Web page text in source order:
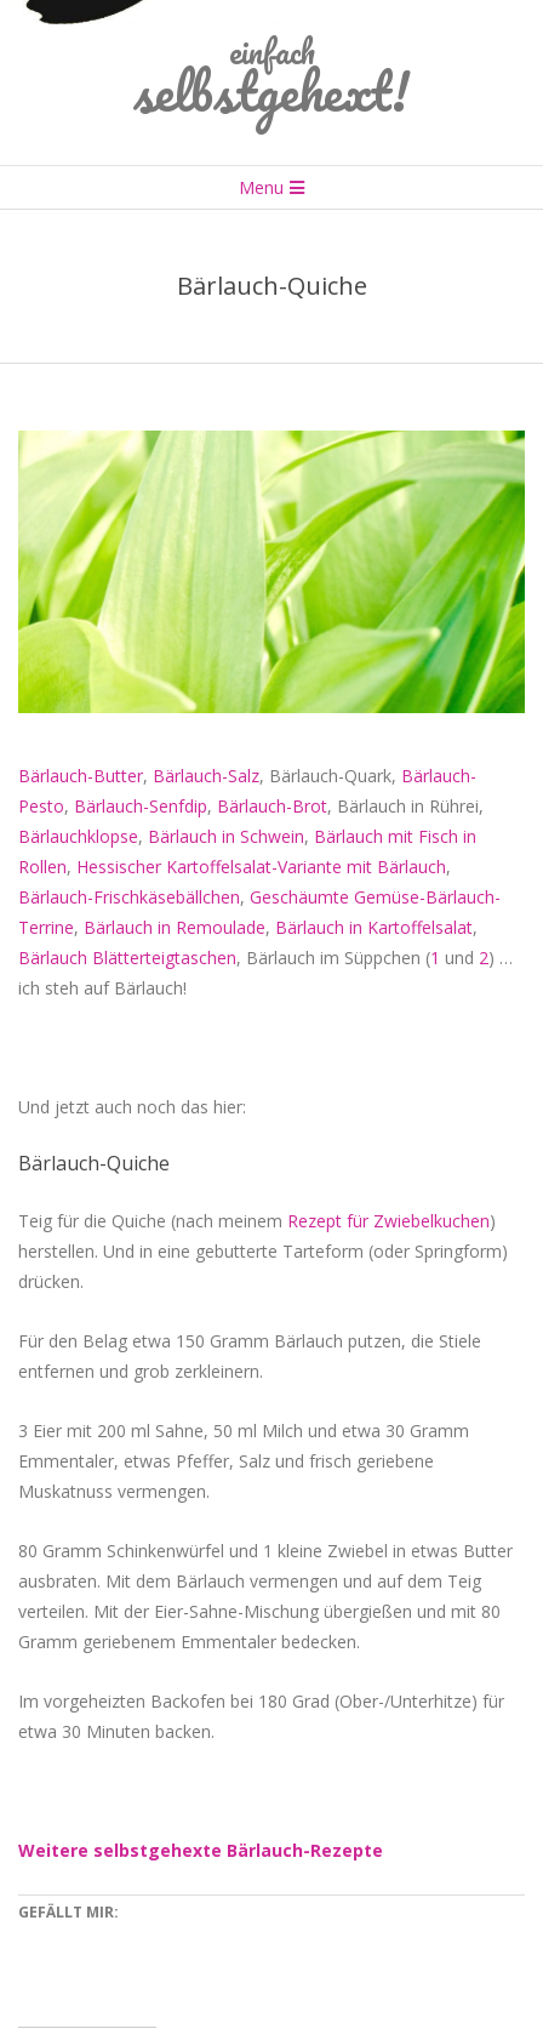
einfach
selbstgehext!
Navigation
Menu
Bärlauch-Quiche
Bärlauch-Butter, Bärlauch-Salz, Bärlauch-Quark, Bärlauch-
Pesto, Bärlauch-Senfdip, Bärlauch-Brot, Bärlauch in Rührei,
Bärlauchklopse, Bärlauch in Schwein, Bärlauch mit Fisch in
Rollen, Hessischer Kartoffelsalat-Variante mit Bärlauch,
Bärlauch-Frischkäsebällchen, Geschäumte Gemüse-Bärlauch-
Terrine, Bärlauch in Remoulade, Bärlauch in Kartoffelsalat,
Bärlauch Blätterteigtaschen, Bärlauch im Süppchen (1 und 2) …
ich steh auf Bärlauch!
Und jetzt auch noch das hier:
Bärlauch-Quiche
Teig für die Quiche (nach meinem Rezept für Zwiebelkuchen)
herstellen. Und in eine gebutterte Tarteform (oder Springform)
drücken.
Für den Belag etwa 150 Gramm Bärlauch putzen, die Stiele
entfernen und grob zerkleinern.
3 Eier mit 200 ml Sahne, 50 ml Milch und etwa 30 Gramm
Emmentaler, etwas Pfeffer, Salz und frisch geriebene
Muskatnuss vermengen.
80 Gramm Schinkenwürfel und 1 kleine Zwiebel in etwas Butter
ausbraten. Mit dem Bärlauch vermengen und auf dem Teig
verteilen. Mit der Eier-Sahne-Mischung übergießen und mit 80
Gramm geriebenem Emmentaler bedecken.
Im vorgeheizten Backofen bei 180 Grad (Ober-/Unterhitze) für
etwa 30 Minuten backen.
Weitere selbstgehexte Bärlauch-Rezepte
GEFÄLLT MIR: